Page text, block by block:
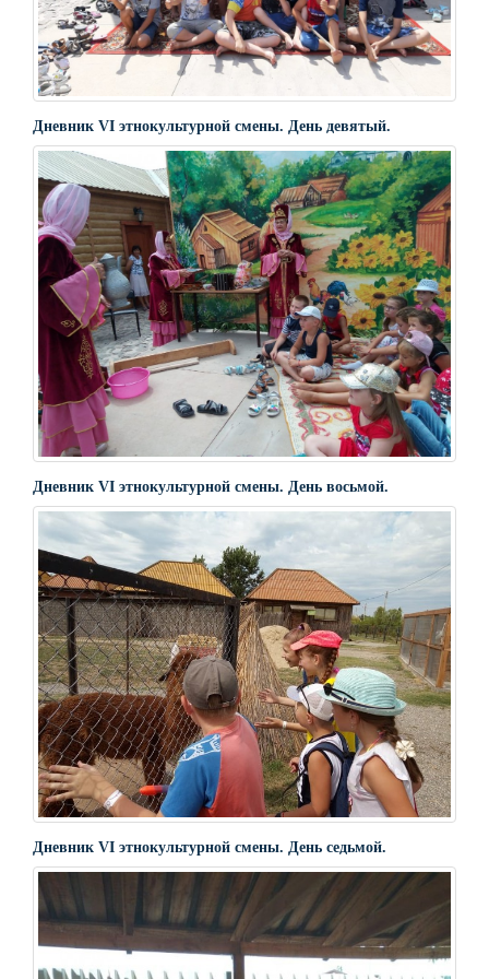
Дневник VI этнокультурной смены. День девятый.
Дневник VI этнокультурной смены. День восьмой.
Дневник VI этнокультурной смены. День седьмой.